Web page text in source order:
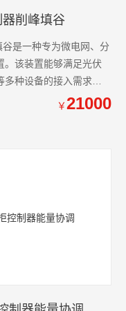
削峰填谷
是一种专为微电网、分
。该装置能够满足光伏
种设备的接入需求。
控制器能够实时监控光
健康状况。在此基础
￥21000